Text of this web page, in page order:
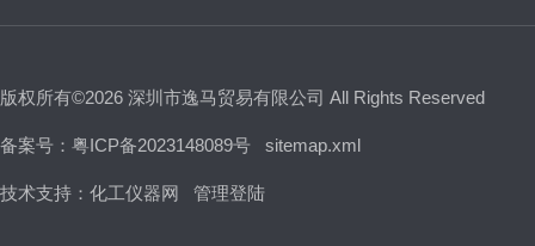
版权所有©2026 深圳市逸马贸易有限公司 All Rights Reserved
备案号：粤ICP备2023148089号 sitemap.xml
技术支持： 化工仪器网 管理登陆